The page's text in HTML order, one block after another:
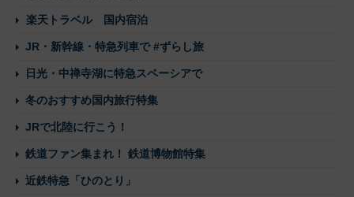
楽天トラベル 国内宿泊
JR・新幹線・特急列車で #ずらし旅
日光・中禅寺湖に特急スペーシアで
冬のおすすめ国内旅行特集
JRで北陸に行こう！
鉄道ファン集まれ！ 鉄道博物館特集
近鉄特急「ひのとり」